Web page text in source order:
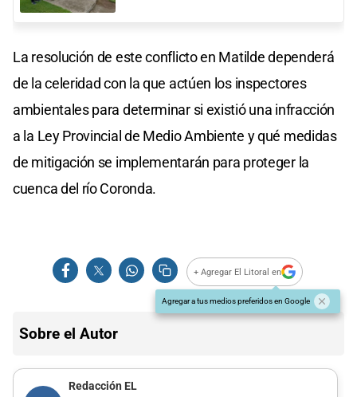
La resolución de este conflicto en Matilde dependerá
de la celeridad con la que actúen los inspectores
ambientales para determinar si existió una infracción
a la Ley Provincial de Medio Ambiente y qué medidas
de mitigación se implementarán para proteger la
cuenca del río Coronda.
+ Agregar El Litoral en
Agregar a tus medios preferidos en Google
Sobre el Autor
Redacción EL